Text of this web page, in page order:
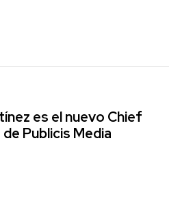
es el nuevo Chief
Publicis Media